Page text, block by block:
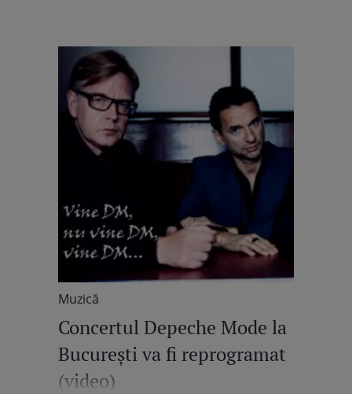
Muzică
Concertul Depeche Mode la
Bucureşti va fi reprogramat
(video)